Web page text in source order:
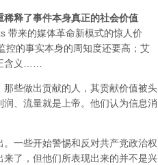
释了事件本身真正的社会价值
带来的媒体革命新模式的惊人价
控的事实本身的周知度还要高；艾
含义……
些做出贡献的人，其贡献价值被头
、流量就是上帝。他们认为信息消
一些开始警惕和反对共产党政治权
了，但他们所表现出来的并不是兴